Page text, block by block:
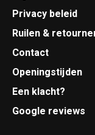
Privacy beleid
Ruilen &
Contact
Openingstijden
Een klacht?
Google reviews